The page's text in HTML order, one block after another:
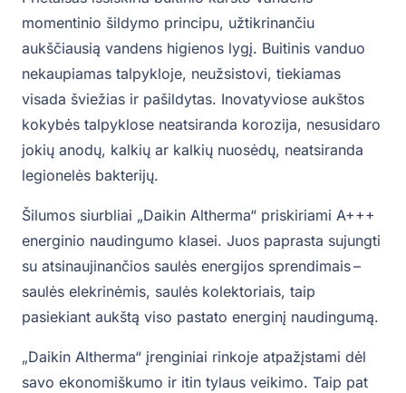
momentinio šildymo principu, užtikrinančiu
aukščiausią vandens higienos lygį. Buitinis vanduo
nekaupiamas talpykloje, neužsistovi, tiekiamas
visada šviežias ir pašildytas. Inovatyviose aukštos
kokybės talpyklose neatsiranda korozija, nesusidaro
jokių anodų, kalkių ar kalkių nuosėdų, neatsiranda
legionelės bakterijų.
Šilumos siurbliai „Daikin Altherma“ priskiriami A+++
energinio naudingumo klasei. Juos paprasta sujungti
su atsinaujinančios saulės energijos sprendimais –
saulės elekrinėmis, saulės kolektoriais, taip
pasiekiant aukštą viso pastato energinį naudingumą.
„Daikin Altherma“ įrenginiai rinkoje atpažįstami dėl
savo ekonomiškumo ir itin tylaus veikimo. Taip pat